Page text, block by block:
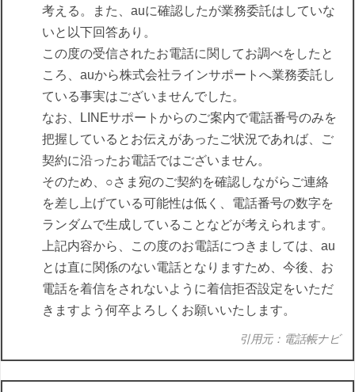
考える。また、auに確認したが業務委託はしていな
いと以下回答あり。
この度の受信されたお電話に関してお調べをしたと
ころ、auから株式会社ラインサポートへ業務委託し
ている事実はございませんでした。
なお、LINEサポートからのご案内で電話番号のみを
把握しているとお伝えがあったご状況であれば、ご
契約に沿ったお電話ではございません。
そのため、○さま宛のご契約を確認しながらご連絡
を差し上げている可能性は低く、電話番号の数字を
ランダムで生成していることなどが考えられます。
上記内容から、この度のお電話につきましては、au
とは直に関係のない電話となりますため、今後、お
電話を着信をされないように着信拒否設定をいただ
きますよう何卒よろしくお願いいたします。
引用元：電話帳ナビ